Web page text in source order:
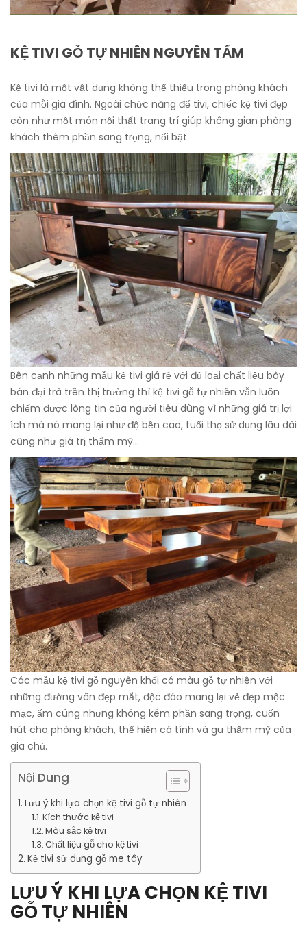
KỆ TIVI GỖ TỰ NHIÊN NGUYÊN TẤM
Kệ tivi là một vật dụng không thể thiếu trong phòng khách
của mỗi gia đình. Ngoài chức năng để tivi, chiếc kệ tivi đẹp
còn như một món nội thất trang trí giúp không gian phòng
khách thêm phần sang trọng, nổi bật.
Bên cạnh những mẫu kệ tivi giá rẻ với đủ loại chất liệu bày
bán đại trà trên thị trường thì kệ tivi gỗ tự nhiên vẫn luôn
chiếm được lòng tin của người tiêu dùng vì những giá trị lợi
ích mà nó mang lại như độ bền cao, tuổi thọ sử dụng lâu dài
cũng như giá trị thẩm mỹ…
Các mẫu kệ tivi gỗ nguyên khối có màu gỗ tự nhiên với
những đường vân đẹp mắt, độc đáo mang lại vẻ đẹp mộc
mạc, ấm cúng nhưng không kém phần sang trọng, cuốn
hút cho phòng khách, thể hiện cá tính và gu thẩm mỹ của
gia chủ.
Nội Dung
Lưu ý khi lựa chọn kệ tivi gỗ tự nhiên
Kích thước kệ tivi
Màu sắc kệ tivi
Chất liệu gỗ cho kệ tivi
Kệ tivi sử dụng gỗ me tây
LƯU Ý KHI LỰA CHỌN KỆ TIVI
GỖ TỰ NHIÊN